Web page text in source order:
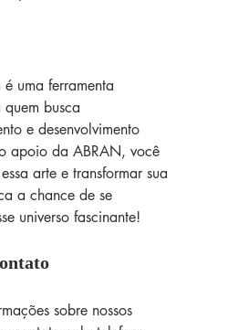
uma ferramenta
busca
e desenvolvimento
apoio da ABRAN, você
arte e transformar sua
a chance de se
universo fascinante!
sobre nossos